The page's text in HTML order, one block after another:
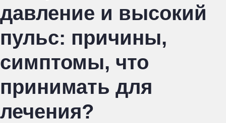
давление и высокий
пульс: причины,
симптомы, что
принимать для
лечения?